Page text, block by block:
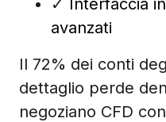
✓
Interfaccia
avanzati
Il 72% dei conti
dettaglio perde
negoziano CFD